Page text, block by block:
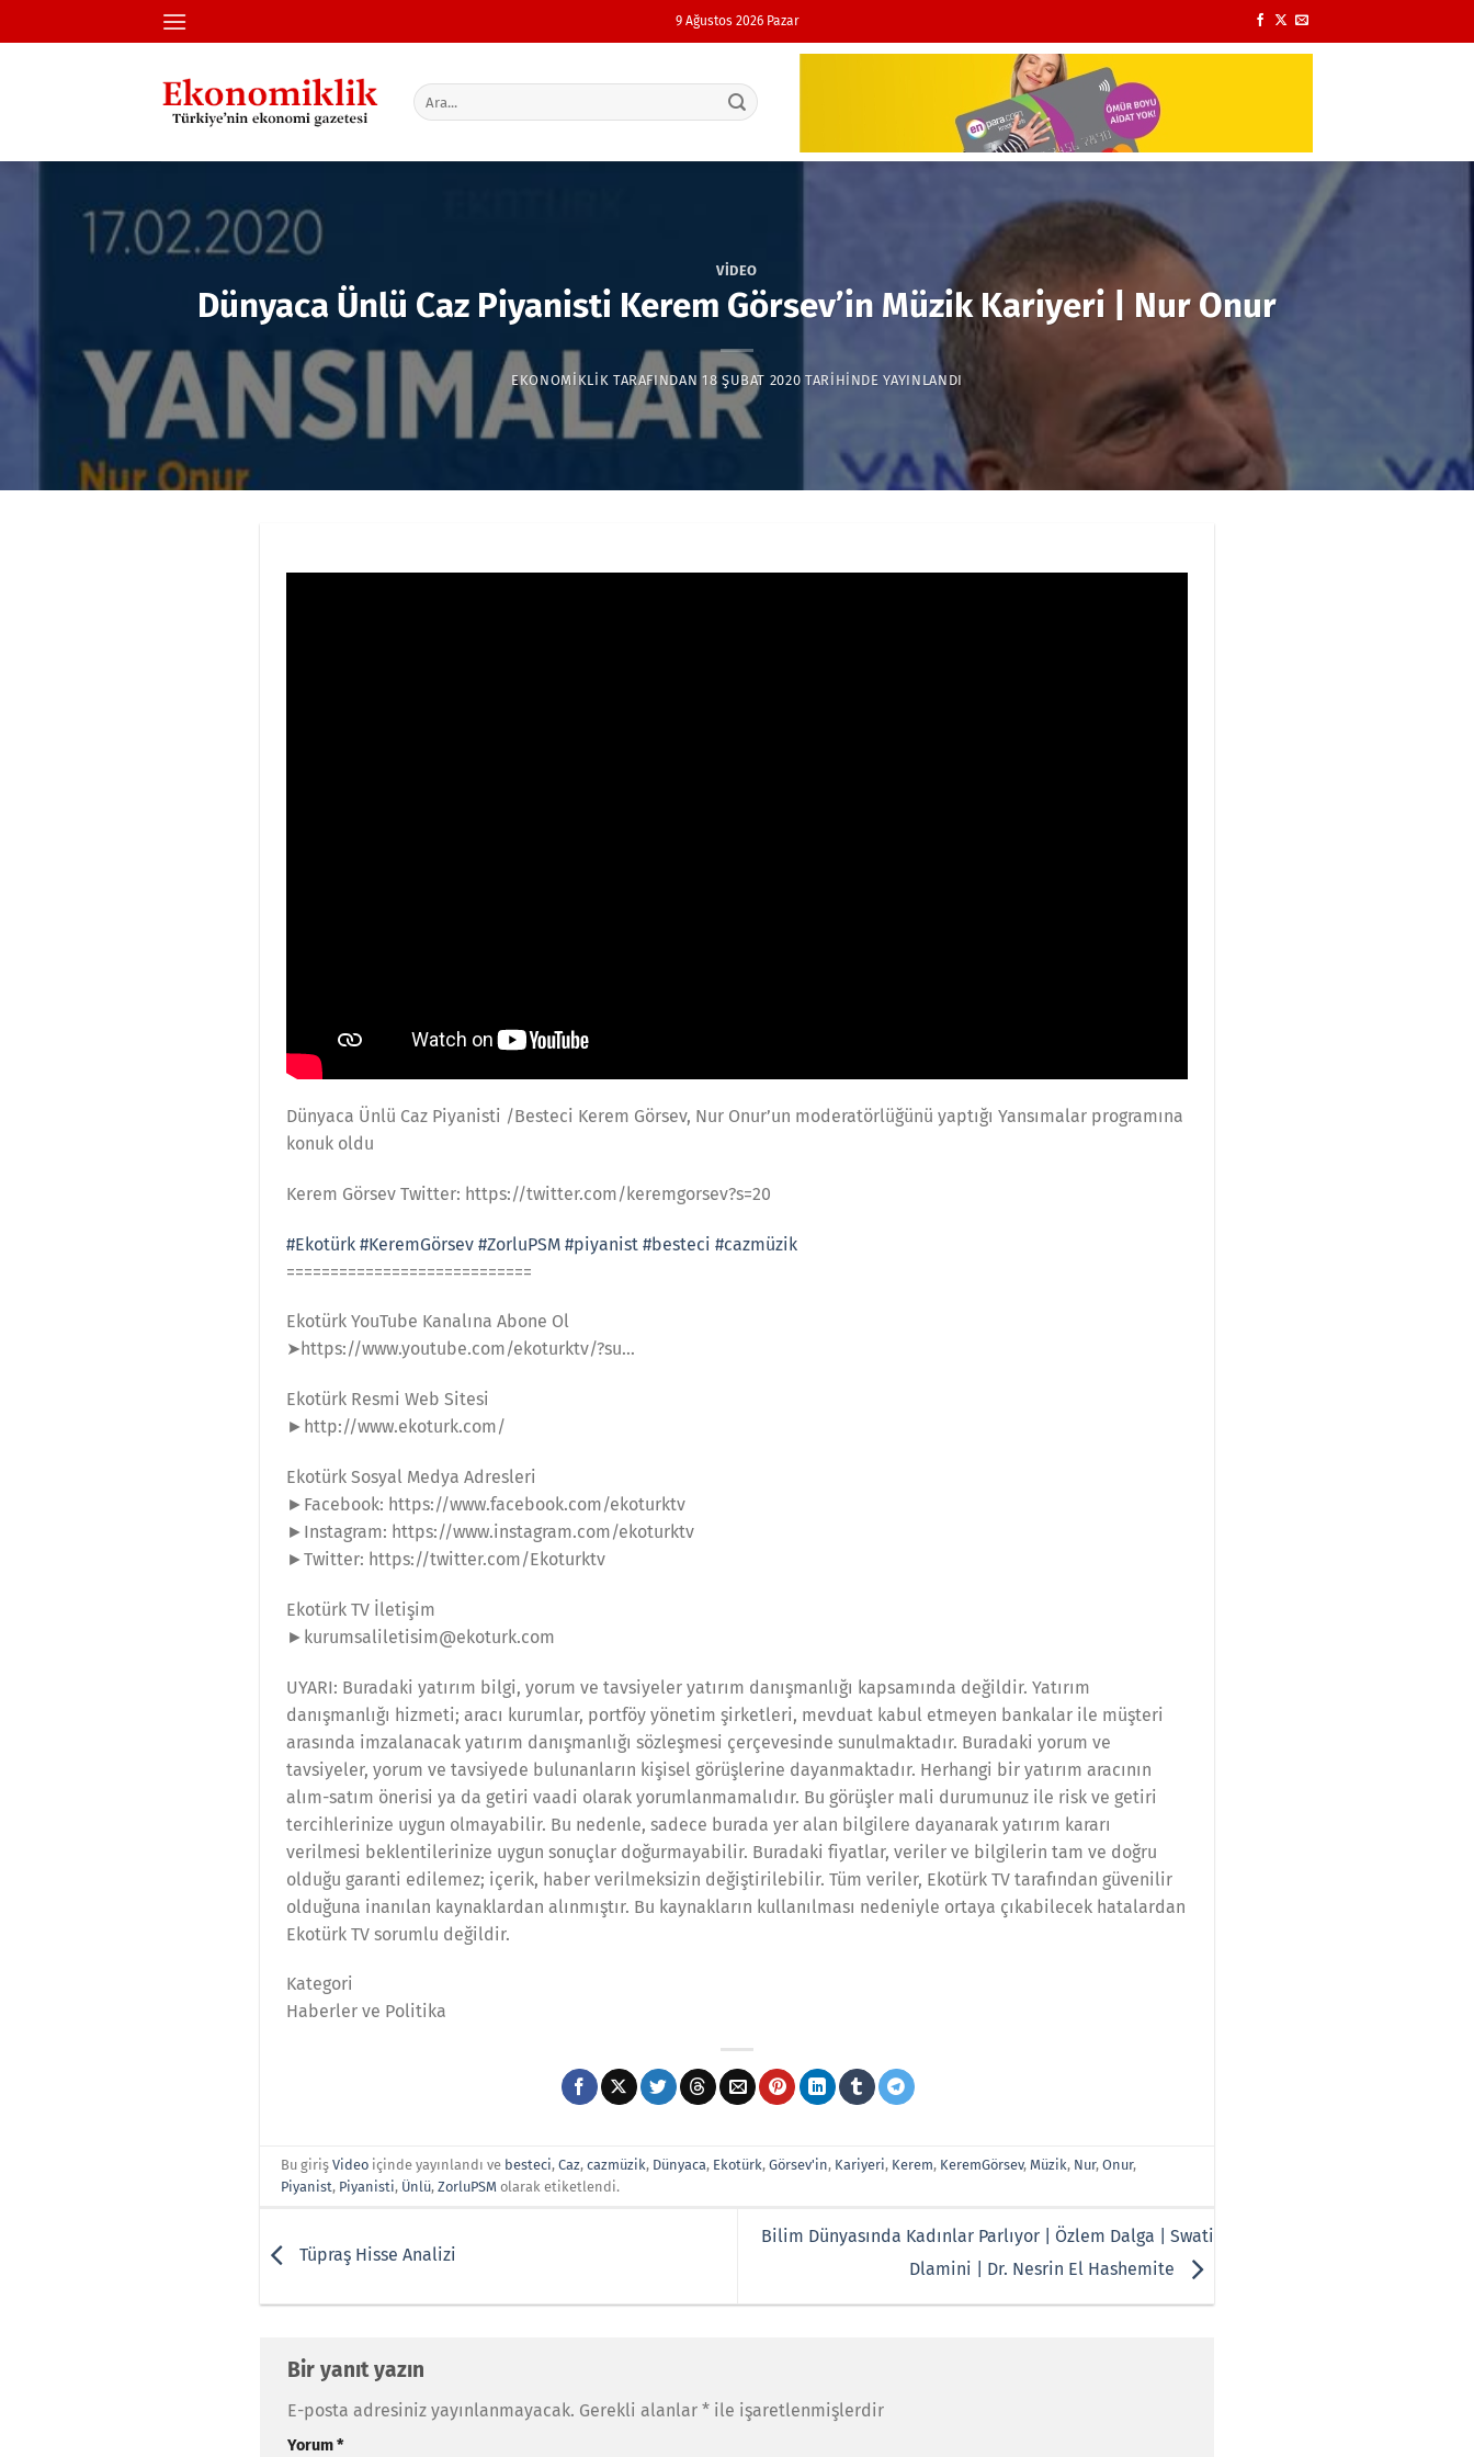
atla
9 Ağustos 2026 Pazar
VIDEO
Dünyaca Ünlü Caz Piyanisti Kerem Görsev’in Müzik Kariyeri | Nur Onur
EKONOMIKLIK TARAFINDAN 18 ŞUBAT 2020 TARIHINDE YAYINLANDI
Dünyaca Ünlü Caz Piyanisti /Besteci Kerem Görsev, Nur Onur’un moderatörlüğünü yaptığı Yansımalar programına
konuk oldu
Kerem Görsev Twitter: https://twitter.com/keremgorsev?s=20
#Ekotürk #KeremGörsev #ZorluPSM #piyanist #besteci #cazmüzik
============================
Ekotürk YouTube Kanalına Abone Ol
➤https://www.youtube.com/ekoturktv/?su…
Ekotürk Resmi Web Sitesi
►http://www.ekoturk.com/
Ekotürk Sosyal Medya Adresleri
►Facebook: https://www.facebook.com/ekoturktv
►Instagram: https://www.instagram.com/ekoturktv
►Twitter: https://twitter.com/Ekoturktv
Ekotürk TV İletişim
►kurumsaliletisim@ekoturk.com
UYARI: Buradaki yatırım bilgi, yorum ve tavsiyeler yatırım danışmanlığı kapsamında değildir. Yatırım
danışmanlığı hizmeti; aracı kurumlar, portföy yönetim şirketleri, mevduat kabul etmeyen bankalar ile müşteri
arasında imzalanacak yatırım danışmanlığı sözleşmesi çerçevesinde sunulmaktadır. Buradaki yorum ve
tavsiyeler, yorum ve tavsiyede bulunanların kişisel görüşlerine dayanmaktadır. Herhangi bir yatırım aracının
alım-satım önerisi ya da getiri vaadi olarak yorumlanmamalıdır. Bu görüşler mali durumunuz ile risk ve getiri
tercihlerinize uygun olmayabilir. Bu nedenle, sadece burada yer alan bilgilere dayanarak yatırım kararı
verilmesi beklentilerinize uygun sonuçlar doğurmayabilir. Buradaki fiyatlar, veriler ve bilgilerin tam ve doğru
olduğu garanti edilemez; içerik, haber verilmeksizin değiştirilebilir. Tüm veriler, Ekotürk TV tarafından güvenilir
olduğuna inanılan kaynaklardan alınmıştır. Bu kaynakların kullanılması nedeniyle ortaya çıkabilecek hatalardan
Ekotürk TV sorumlu değildir.
Kategori
Haberler ve Politika
Bu girişVideo içinde yayınlandı ve besteci,Caz,cazmüzik, Dünyaca, Ekotürk,Görsev'in, Kariyeri, Kerem, KeremGörsev, Müzik, Nur,Onur,
Piyanist, Piyanisti, Ünlü,ZorluPSM olarak etiketlendi.
Tüpraş Hisse Analizi
Bilim Dünyasında Kadınlar Parlıyor | Özlem Dalga | Swati
Dlamini | Dr. Nesrin El Hashemite
Bir yanıt yazın
E-posta adresiniz yayınlanmayacak. Gerekli alanlar * ile işaretlenmişlerdir
Yorum*